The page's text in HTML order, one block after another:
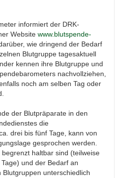
informiert der DRK-
Websitewww.blutspende-
wie dringend der Bedarf
Blutgruppe tagesaktuell
kennen ihre Blutgruppe und
nachvollziehen,
noch am selben Tag oder
der Blutpräparate in den
die
drei bis fünf Tage, kann von
gesprochen werden.
haltbar sind (teilweise
und der Bedarf an
unterschiedlich